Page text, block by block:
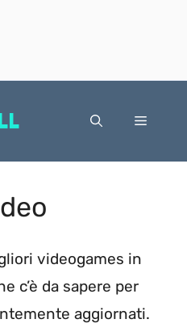
Menu
videogames in
c’è da sapere per
aggiornati.